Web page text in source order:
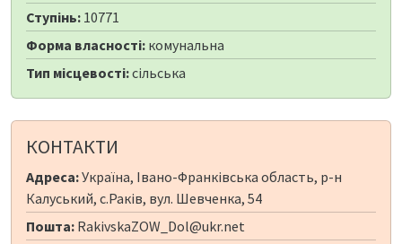
Ступінь: 10771
Форма власності: комунальна
Тип місцевості:сільська
КОНТАКТИ
Адреса:Україна, Івано-Франківська область, р-н
Калуський, с.Раків, вул. Шевченка, 54
Пошта: RakivskaZOW_Dol@ukr.net